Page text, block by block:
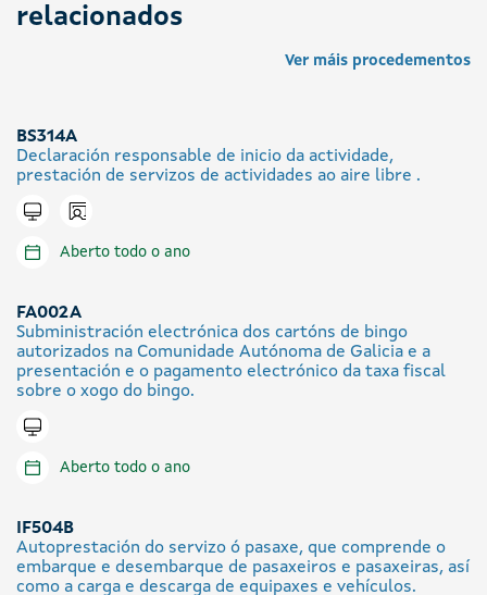
relacionados
Ver máis procedementos
BS314A
Declaración responsable de inicio da actividade,
prestación de servizos de actividades ao aire libre .
Tramitar en liña
Icono presencial
Aberto todo o ano
FA002A
Subministración electrónica dos cartóns de bingo
autorizados na Comunidade Autónoma de Galicia e a
presentación e o pagamento electrónico da taxa fiscal
sobre o xogo do bingo.
Tramitar en liña
Aberto todo o ano
IF504B
Autoprestación do servizo ó pasaxe, que comprende o
embarque e desembarque de pasaxeiros e pasaxeiras, así
como a carga e descarga de equipaxes e vehículos.